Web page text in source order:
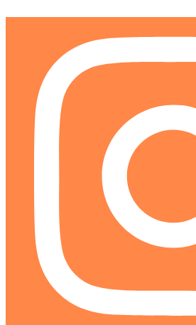
Ir
contenido